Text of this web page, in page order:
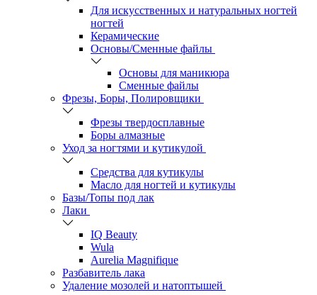
Для искусственных и натуральных ногтей
ногтей
Керамические
Основы/Сменные файлы
Основы для маникюра
Сменные файлы
Фрезы, Боры, Полировщики
Фрезы твердосплавные
Боры алмазные
Уход за ногтями и кутикулой
Средства для кутикулы
Масло для ногтей и кутикулы
Базы/Топы под лак
Лаки
IQ Beauty
Wula
Aurelia Magnifique
Разбавитель лака
Удаление мозолей и натоптышей